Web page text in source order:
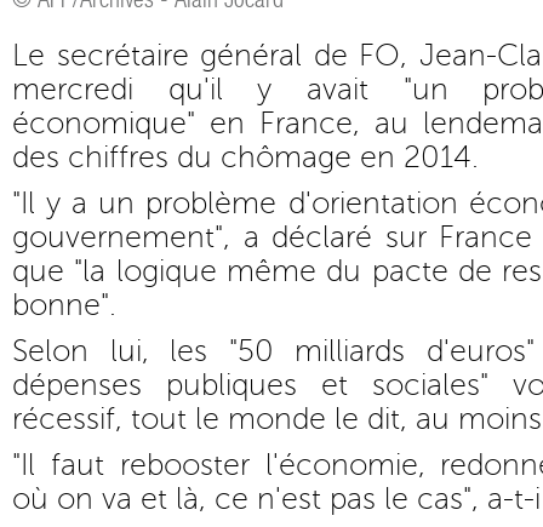
Le secrétaire général de FO, Jean-
mercredi qu'il y avait "un
économique" en France, au
des chiffres du chômage en 2014.
"Il y a un problème d'orientation
gouvernement", a déclaré sur
que "la logique même du pacte de
bonne".
Selon lui, les "50 milliards
dépenses publiques et sociales"
récessif, tout le monde le dit, au
"Il faut rebooster l'économie,
où on va et là, ce n'est pas le cas", a-